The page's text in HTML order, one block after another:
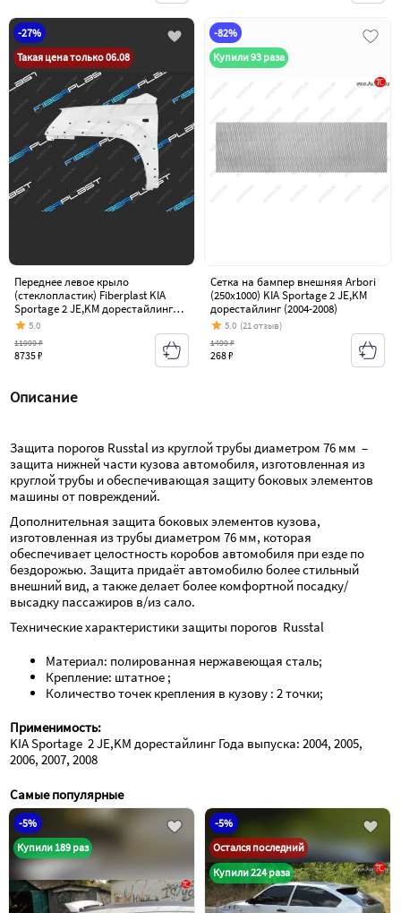
-27%
Такая цена только 06.08
Переднее левое крыло
(стеклопластик) Fiberplast KIA
Sportage 2 JE,KM дорестайлинг
(2004-2008)
5.0
8735 ₽
11999 ₽
-82%
Купили 93 раза
Сетка на бампер внешняя Arbori
(250х1000) KIA Sportage 2 JE,KM
дорестайлинг (2004-2008)
5.0 (21 отзыв)
268 ₽
1499 ₽
Описание
Защита порогов Russtal из круглой трубы диаметром 76 мм  –
защита нижней части кузова автомобиля, изготовленная из
круглой трубы и обеспечивающая защиту боковых элементов
машины от повреждений.
Дополнительная защита боковых элементов кузова,
изготовленная из трубы диаметром 76 мм, которая
обеспечивает целостность коробов автомобиля при езде по
бездорожью. Защита придаёт автомобилю более стильный
внешний вид, а также делает более комфортной посадку/
высадку пассажиров в/из сало.
Технические характеристики защиты порогов  Russtal
Материал: полированная нержавеющая сталь;
Крепление: штатное ;
Количество точек крепления в кузову : 2 точки;
Применимость:
KIA Sportage  2 JE,KM дорестайлинг Года выпуска: 2004, 2005,
2006, 2007, 2008
Самые популярные
-5%
Купили 189 раз
-5%
Остался последний
Купили 224 раза